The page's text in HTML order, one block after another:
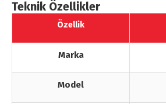
Teknik Özellikler
Özellik
Marka
Model